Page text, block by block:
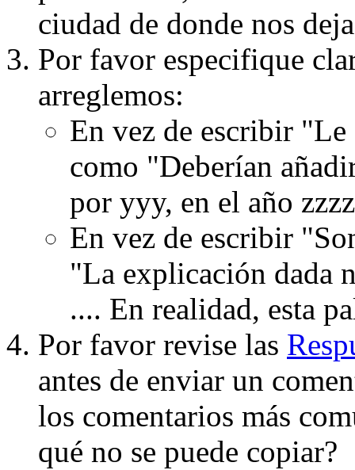
ciudad de donde nos
Por favor especifique
arreglemos:
En vez de escribir
como "Deberían
por yyy, en el año
En vez de escribir
"La explicación dada
.... En realidad, esta
Por favor revise las
antes de enviar un
los comentarios más
qué no se puede copiar?